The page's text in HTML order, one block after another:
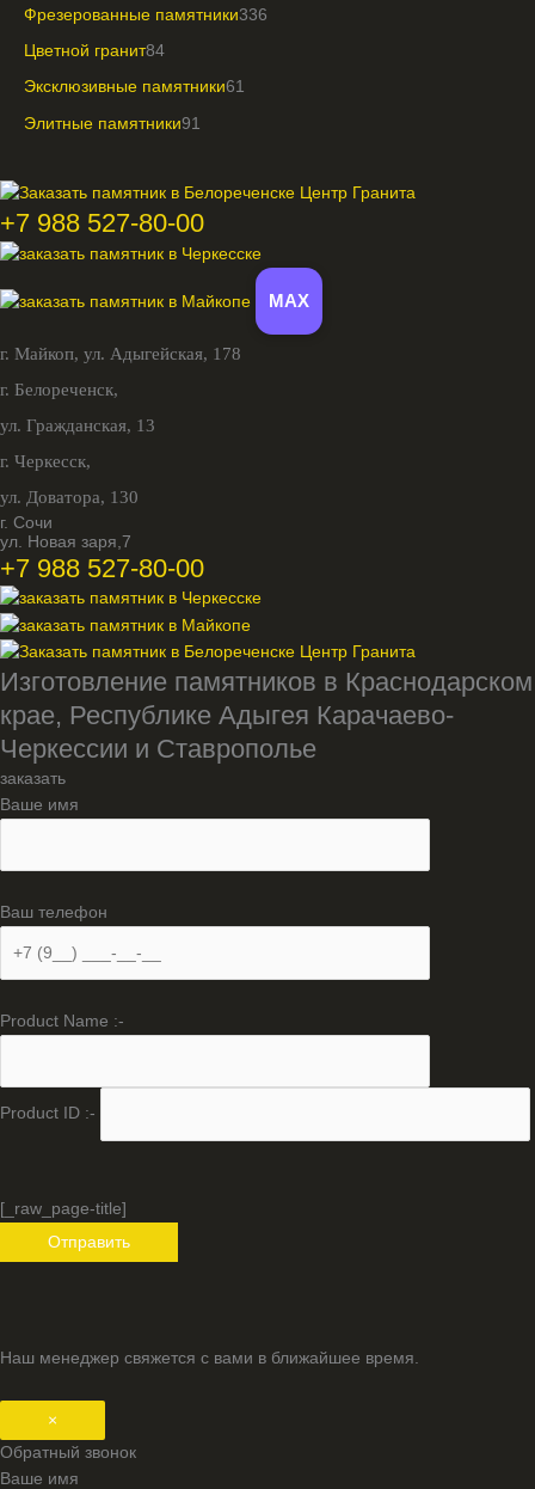
Фрезерованные памятники336
Цветной гранит84
Эксклюзивные памятники61
Элитные памятники91
+7 988 527-80-00
MAX
г. Майкоп, ул. Адыгейская, 178
г. Белореченск,
ул. Гражданская, 13
г. Черкесск,
ул. Доватора, 130
г. Сочи
ул. Новая заря,7
+7 988 527-80-00
Изготовление памятников в Краснодарском
крае, Республике Адыгея Карачаево-
Черкессии и Ставрополье
заказать
Ваше имя
Ваш телефон
Product Name :-
Product ID :-
[_raw_page-title]
Наш менеджер свяжется с вами в ближайшее время.
×
Обратный звонок
Ваше имя